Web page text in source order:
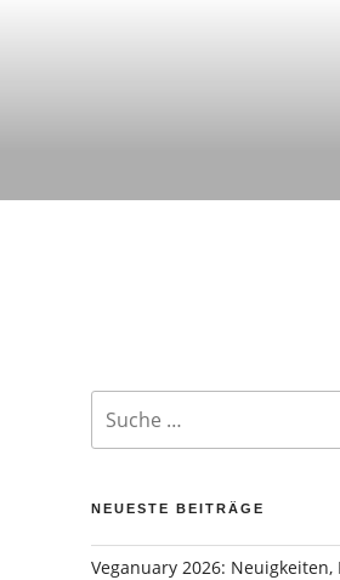
nach:
NEUESTE BEITRÄGE
Veganuary 2026: